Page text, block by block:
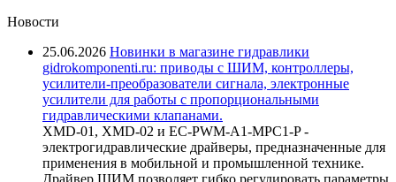
Новости
25.06.2026 Новинки в магазине гидравлики
gidrokomponenti.ru: приводы с ШИМ, контроллеры,
усилители-преобразователи сигнала, электронные
усилители для работы с пропорциональными
гидравлическими клапанами.
XMD-01, XMD-02 и EC-PWM-A1-MPC1-P -
электрогидравлические драйверы, предназначенные для
применения в мобильной и промышленной технике.
Драйвер ШИМ позволяет гибко регулировать параметры